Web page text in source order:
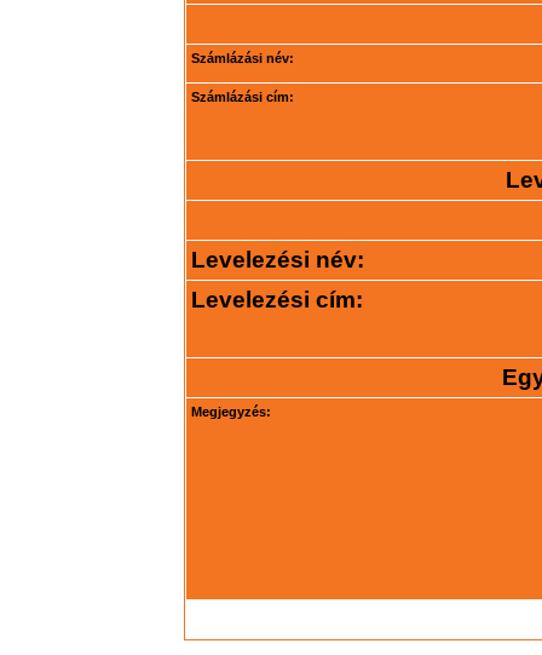
Számlázási név:
Számlázási cím:
Levelezési név:
Levelezési cím:
Megjegyzés: